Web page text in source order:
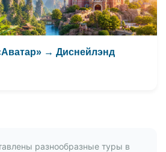
→ Диснейлэнд
разнообразные туры в